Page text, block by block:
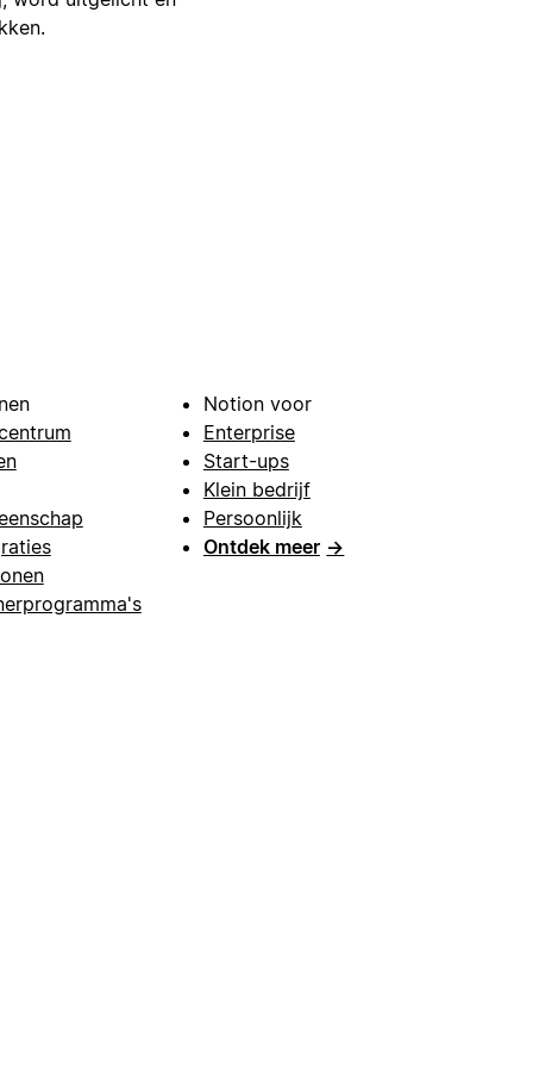
Notion voor
Enterprise
Start-ups
Klein bedrijf
Persoonlijk
Ontdek meer →